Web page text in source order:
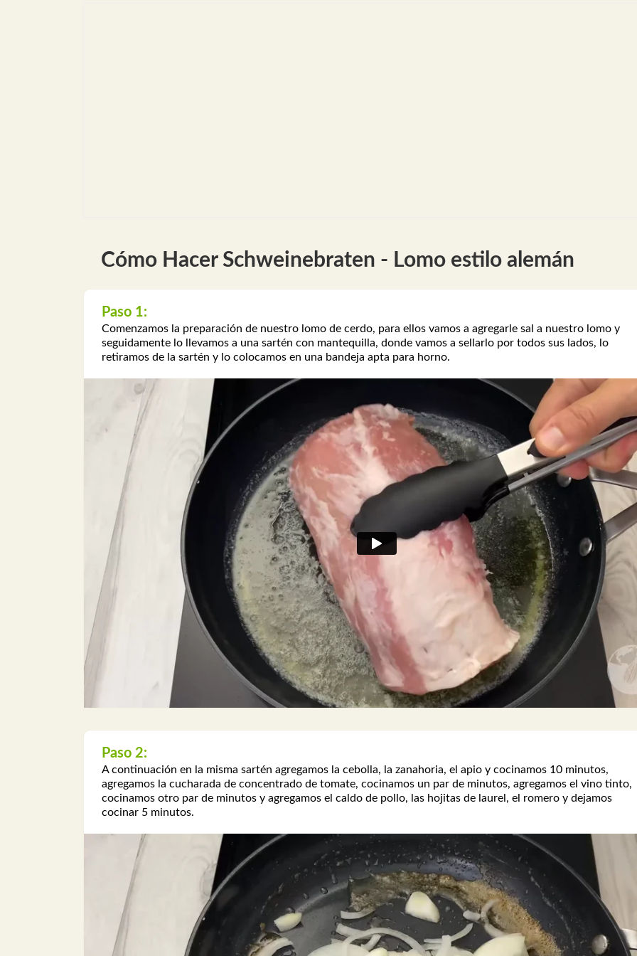
Cómo Hacer Schweinebraten - Lomo estilo alemán
Paso 1:
Comenzamos la preparación de nuestro lomo de cerdo, para ellos vamos a agregarle sal a nuestro lomo y
seguidamente lo llevamos a una sartén con mantequilla, donde vamos a sellarlo por todos sus lados, lo
retiramos de la sartén y lo colocamos en una bandeja apta para horno.
Paso 2:
A continuación en la misma sartén agregamos la cebolla, la zanahoria, el apio y cocinamos 10 minutos,
agregamos la cucharada de concentrado de tomate, cocinamos un par de minutos, agregamos el vino tinto,
cocinamos otro par de minutos y agregamos el caldo de pollo, las hojitas de laurel, el romero y dejamos
cocinar 5 minutos.